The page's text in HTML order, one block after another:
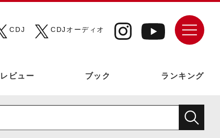
CDJ
CDJオーディオ
レビュー ブック ランキング